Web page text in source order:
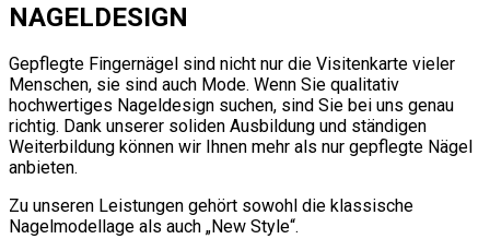
NAGELDESIGN
Gepflegte Fingernägel sind nicht nur die Visitenkarte vieler
Menschen, sie sind auch Mode. Wenn Sie qualitativ
hochwertiges Nageldesign suchen, sind Sie bei uns genau
richtig. Dank unserer soliden Ausbildung und ständigen
Weiterbildung können wir Ihnen mehr als nur gepflegte Nägel
anbieten.
Zu unseren Leistungen gehört sowohl die klassische
Nagelmodellage als auch „New Style“.